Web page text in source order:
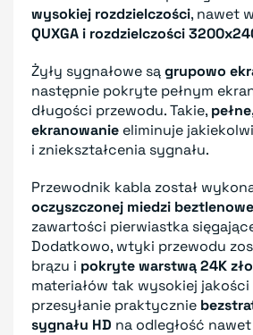
wysokiej rozdzielczości, nawet
QUXGA i rozdzielczości
Żyły sygnałowe sągrupowo
następnie pokryte pełnym
długości przewodu. Takie,
ekranowanie eliminuje
i zniekształcenia sygnału.
Przewodnik kabla został
oczyszczonej miedzi
zawartości pierwiastka
Dodatkowo, wtyki przewodu
brązu i pokryte warstwą 24K
materiałów tak wysokiej
przesyłanie praktycznie
sygnału HD na odległość